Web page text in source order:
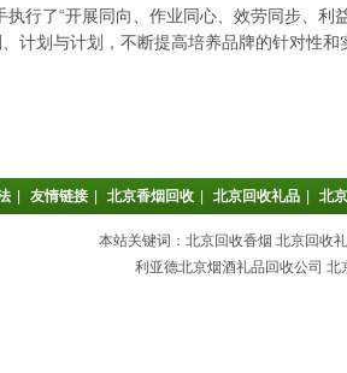
执行了“开展同向、作业同心、效劳同步、利
计划与计划，不断提高培养品牌的针对性和
友情链接 北京香烟回收 北京回收礼品 北
本站关键词：北京回收香烟 北京回收
利亚德北京烟酒礼品回收公司